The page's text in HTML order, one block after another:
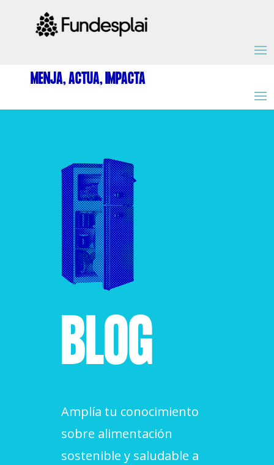
MENJA, ACTUA, IMPACTA
BLOG
Amplía tu conocimiento
sobre alimentación
sostenible y saludable a
ACTIVITATS D'ESTIU
MÓN ESCOLAR
ALBERG CENTRE ESPLAI
FORMACIÓ
CASES DE COLÒNIES
ACCIÓ SOCIAL I JOVES
ESPLAIS